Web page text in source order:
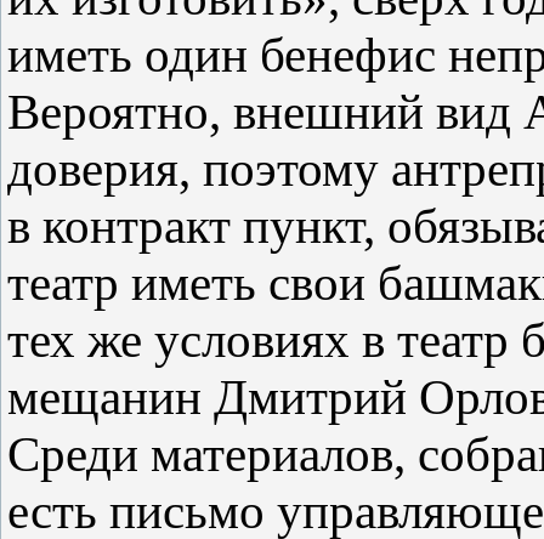
иметь один бенефис
Вероятно, внешний вид
доверия, поэтому
в контракт пункт,
театр иметь свои
тех же условиях в
мещанин Дмитрий
Среди материалов,
есть письмо